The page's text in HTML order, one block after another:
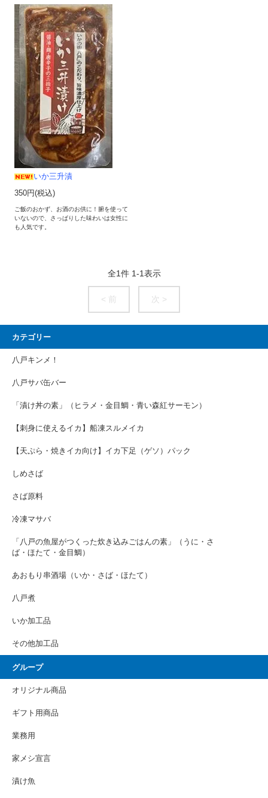
いか三升漬
350円(税込)
ご飯のおかず、お酒のお供に！腑を使って
いないので、さっぱりした味わいは女性に
も人気です。
全1件 1-1表示
< 前 次 >
カテゴリー
八戸キンメ！
八戸サバ缶バー
「漬け丼の素」（ヒラメ・金目鯛・青い森紅サーモン）
【刺身に使えるイカ】船凍スルメイカ
【天ぷら・焼きイカ向け】イカ下足（ゲソ）パック
しめさば
さば原料
冷凍マサバ
「八戸の魚屋がつくった炊き込みごはんの素」（うに・さ
ば・ほたて・金目鯛）
あおもり串酒場（いか・さば・ほたて）
八戸煮
いか加工品
その他加工品
グループ
オリジナル商品
ギフト用商品
業務用
家メシ宣言
漬け魚